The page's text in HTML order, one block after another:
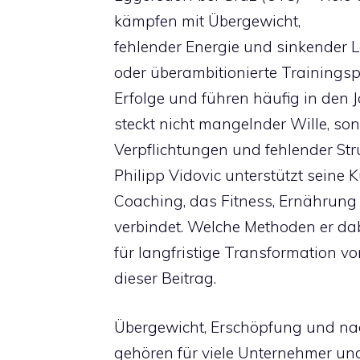
kämpfen mit Übergewicht,
fehlender Energie und sinkender
oder überambitionierte
Erfolge und führen häufig in den
steckt nicht mangelnder Wille,
Verpflichtungen und fehlender
Philipp Vidovic unterstützt seine
Coaching, das Fitness,
verbindet. Welche Methoden er
für langfristige Transformation
dieser Beitrag.
Übergewicht, Erschöpfung und
gehören für viele Unternehmer